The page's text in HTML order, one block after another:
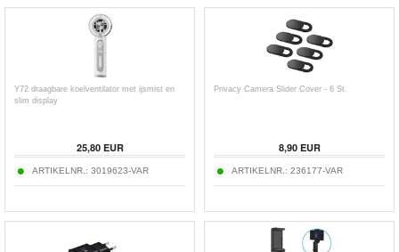
Y72 draagbare koelventilator met ijsmist en
slim display
25,80EUR
ARTIKELNR.: 3019623-VAR
Privacy Camera Slider Cover - 6 St.
8,90EUR
ARTIKELNR.: 236177-VAR